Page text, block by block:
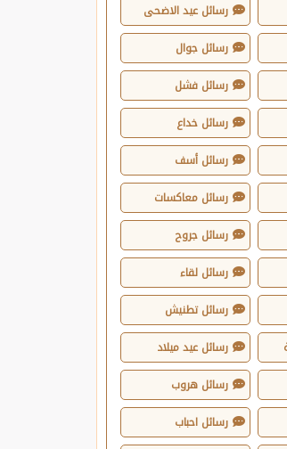
رسائل عيد الاضحى
رسائل جوال
رسائل فشل
رسائل خداع
رسائل أسف
رسائل معاكسات
رسائل جروح
رسائل لقاء
رسائل تطنيش
رسائل عيد ميلاد
رسائل هروب
رسائل احباب